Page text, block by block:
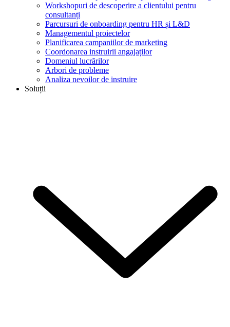
Workshopuri de descoperire a clientului pentru
consultanți
Parcursuri de onboarding pentru HR și L&D
Managementul proiectelor
Planificarea campaniilor de marketing
Coordonarea instruirii angajaților
Domeniul lucrărilor
Arbori de probleme
Analiza nevoilor de instruire
Soluții